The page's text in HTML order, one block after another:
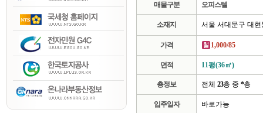
매물구분 오피스텔
소재지 서울 서대문구 대현
가격 1,000/85
면적 11평(36㎡)
층정보 전체 23층 중 *층
입주일자 바로가능